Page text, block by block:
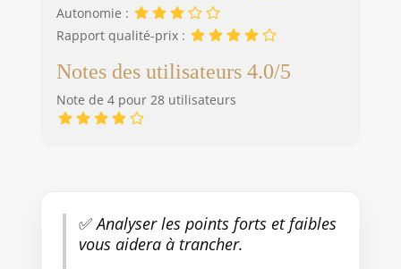
Autonomie :
Rapport qualité-prix :
Notes des utilisateurs 4.0/5
Note de 4 pour 28 utilisateurs
✅Analyser les points forts et faibles
vous aidera à trancher.